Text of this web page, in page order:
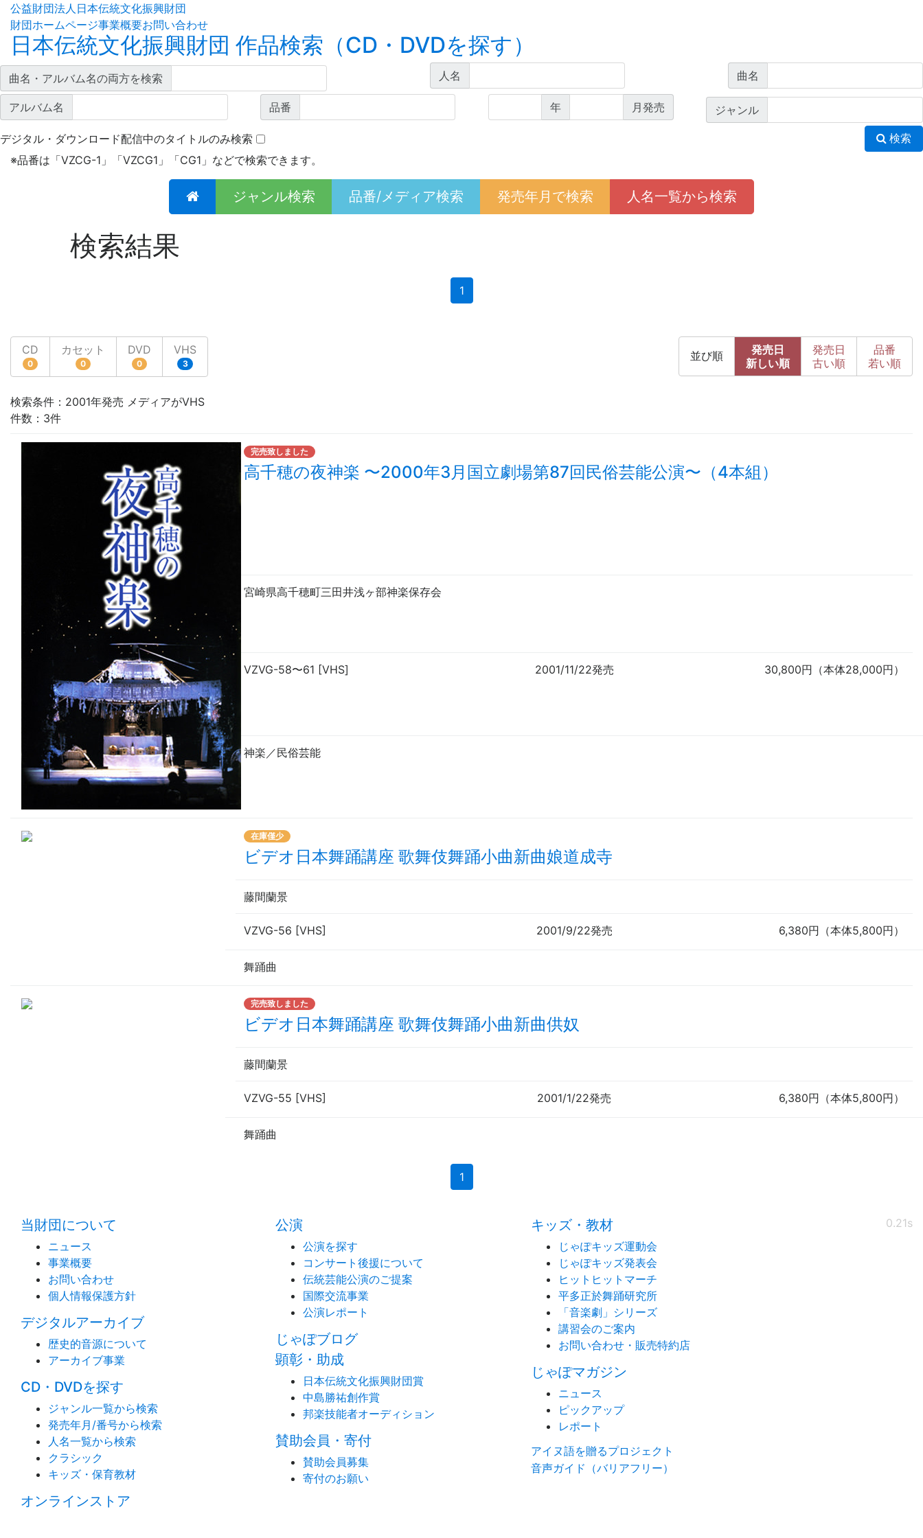
公益財団法人日本伝統文化振興財団
財団ホームページ事業概要お問い合わせ
日本伝統文化振興財団 作品検索（CD・DVDを探す）
曲名・アルバム名の両方を検索 人名 曲名
アルバム名 品番 年 月発売 ジャンル
デジタル・ダウンロード配信中のタイトルのみ検索 検索
※品番は「VZCG-1」「VZCG1」「CG1」などで検索できます。
ジャンル検索 品番/メディア検索 発売年月で検索 人名一覧から検索
検索結果
1(current)
CD
0
カセット
0
DVD
0
VHS
3
並び順
発売日
新しい順
発売日
古い順
品番
若い順
検索条件：2001年発売 メディアがVHS
件数：3件
完売致しました
高千穂の夜神楽 〜2000年3月国立劇場第87回民俗芸能公演〜 （4本組）
宮崎県高千穂町三田井浅ヶ部神楽保存会
VZVG-58〜61 [VHS] 2001/11/22発売 30,800円（本体28,000円）
神楽／民俗芸能
在庫僅少
ビデオ日本舞踊講座 歌舞伎舞踊小曲新曲娘道成寺
藤間蘭景
VZVG-56 [VHS] 2001/9/22発売 6,380円（本体5,800円）
舞踊曲
完売致しました
ビデオ日本舞踊講座 歌舞伎舞踊小曲新曲供奴
藤間蘭景
VZVG-55 [VHS] 2001/1/22発売 6,380円（本体5,800円）
舞踊曲
1(current)
0.21s
当財団について
ニュース
事業概要
お問い合わせ
個人情報保護方針
デジタルアーカイブ
歴史的音源について
アーカイブ事業
CD・DVDを探す
ジャンル一覧から検索
発売年月/番号から検索
人名一覧から検索
クラシック
キッズ・保育教材
オンラインストア
公演
公演を探す
コンサート後援について
伝統芸能公演のご提案
国際交流事業
公演レポート
じゃぽブログ
顕彰・助成
日本伝統文化振興財団賞
中島勝祐創作賞
邦楽技能者オーディション
賛助会員・寄付
賛助会員募集
寄付のお願い
キッズ・教材
じゃぽキッズ運動会
じゃぽキッズ発表会
ヒットヒットマーチ
平多正於舞踊研究所
「音楽劇」シリーズ
講習会のご案内
お問い合わせ・販売特約店
じゃぽマガジン
ニュース
ピックアップ
レポート
アイヌ語を贈るプロジェクト
音声ガイド（バリアフリー）